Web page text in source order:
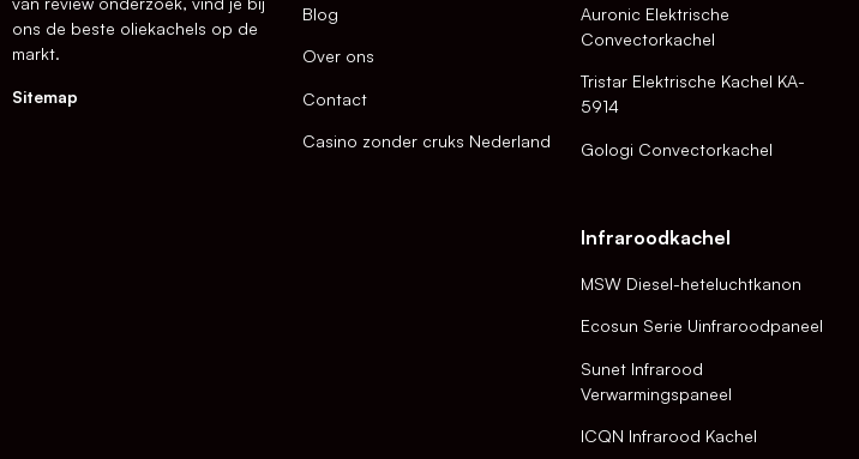
ons de beste oliekachels op de
markt.
Sitemap
Blog
Over ons
Contact
Casino zonder cruks Nederland
Auronic Elektrische
Convectorkachel
Tristar Elektrische Kachel KA-
5914
Gologi Convectorkachel
Infraroodkachel
MSW Diesel-heteluchtkanon
Ecosun Serie Uinfraroodpaneel
Sunet Infrarood
Verwarmingspaneel
ICQN Infrarood Kachel